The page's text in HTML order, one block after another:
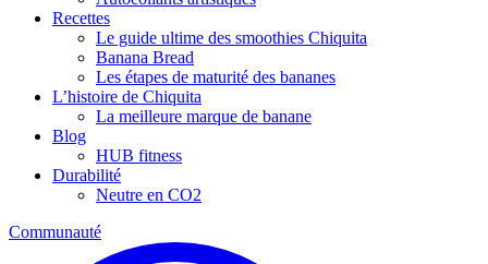
Recettes
Le guide ultime des smoothies Chiquita
Banana Bread
Les étapes de maturité des bananes
L’histoire de Chiquita
La meilleure marque de banane
Blog
HUB fitness
Durabilité
Neutre en CO2
Communauté